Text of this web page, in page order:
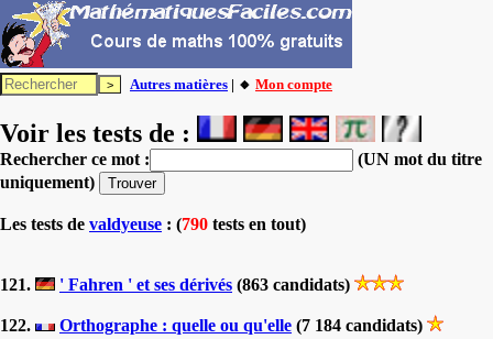
Autres matières | 🔸 Mon compte
Voir les tests de :
Rechercher ce mot :
(UN mot du titre
uniquement)
Les tests de valdyeuse : (790 tests en tout)
121. ' Fahren ' et ses dérivés (863 candidats)
122. Orthographe : quelle ou qu'elle (7 184 candidats)